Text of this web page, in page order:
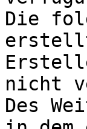
Die
nicht
Des